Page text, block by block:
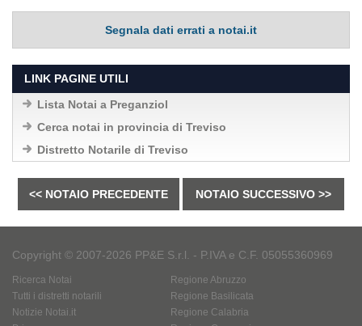
Segnala dati errati a notai.it
LINK PAGINE UTILI
Lista Notai a Preganziol
Cerca notai in provincia di Treviso
Distretto Notarile di Treviso
<< NOTAIO PRECEDENTE NOTAIO SUCCESSIVO >>
Copyright © 2007-2026 PP&E S.r.l. - P.IVA e C.F. 05055360969
Ricerca Notai
Tutti i distretti notarili
Notizie Notai.it
Regione Abruzzo
Regione Basilicata
Regione Calabria